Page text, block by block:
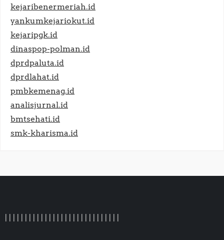
kejaribenermeriah.id
yankumkejariokut.id
kejaripgk.id
dinaspop-polman.id
dprdpaluta.id
dprdlahat.id
pmbkemenag.id
analisjurnal.id
bmtsehati.id
smk-kharisma.id